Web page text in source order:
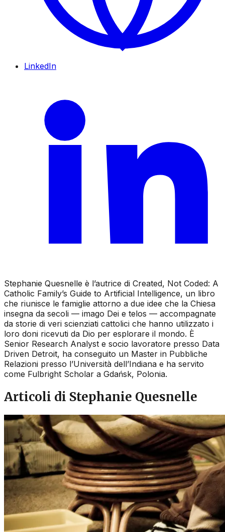
LinkedIn
Stephanie Quesnelle è l’autrice di Created, Not Coded: A
Catholic Family’s Guide to Artificial Intelligence, un libro
che riunisce le famiglie attorno a due idee che la Chiesa
insegna da secoli — imago Dei e telos — accompagnate
da storie di veri scienziati cattolici che hanno utilizzato i
loro doni ricevuti da Dio per esplorare il mondo. È
Senior Research Analyst e socio lavoratore presso Data
Driven Detroit, ha conseguito un Master in Pubbliche
Relazioni presso l’Università dell’Indiana e ha servito
come Fulbright Scholar a Gdańsk, Polonia.
Articoli di Stephanie Quesnelle